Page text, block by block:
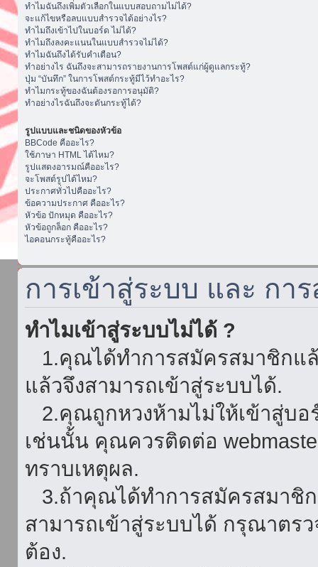
ทำไมฉันถึงเพิ่มตัวเลือกในแบบสอบถามไม่ได้?
จะแก้ไขหรือลบแบบสำรวจได้อย่างไร?
ทำไมถึงเข้าไปในบอร์ด ไม่ได้?
ทำไมถึงลงคะแนนในแบบสำรวจไม่ได้?
ทำไมฉันถึงได้รับคำเตือน?
ทำอย่างไร ฉันถึงจะสามารถรายงานการโพสต์แก่ผู้ดูแลกระทู้?
ปุ่ม “บันทึก” ในการโพสต์กระทู้มีไว้ทำอะไร?
ทำไมกระทู้ของฉันต้องรอการอนุมัติ?
ทำอย่างไรฉันถึงจะดันกระทู้ได้?
รูปแบบและชนิดของหัวข้อ
BBCode คืออะไร?
ใช้ภาษา HTML ได้ไหม?
รูปแสดงอารมณ์คืออะไร?
จะโพสต์รูปได้ไหม?
ประกาศทั่วไปคืออะไร?
ข้อความประกาศ คืออะไร?
หัวข้อ ปักหมุด คืออะไร?
หัวข้อถูกล็อก คืออะไร?
ไอคอนกระทู้คืออะไร?
การเข้าสู่ระบบ และ กา
ทำไมเข้าสู่ระบบไม่ได้ ?
1.คุณได้ทำการสมัครสมาชิกแ
แล้วจึงสามารถเข้าสู่ระบบได้.
2.คุณถูกหวงห้ามไม่ให้เข้าสู่บอ
เช่นนั้น คุณควรติดต่อ
ทราบเหตุผล.
3.ถ้าคุณได้ทำการสมัครสมาชิ
สามารถเข้าสู่ระบบได้ กรุณาตร
ต้อง.